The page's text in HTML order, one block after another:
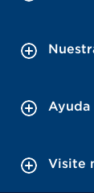
Ayuda
Visite